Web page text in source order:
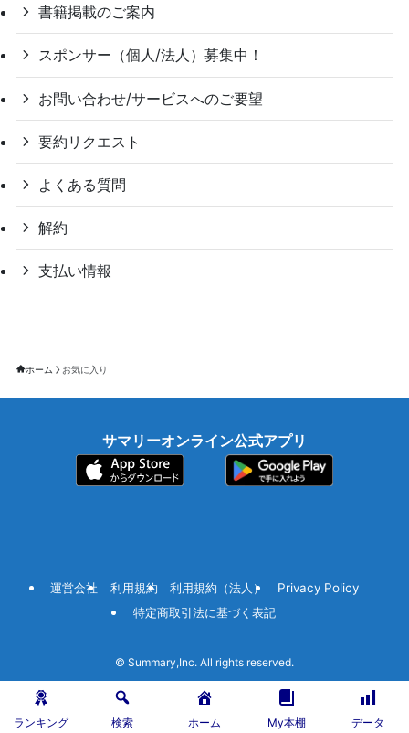
書籍掲載のご案内
スポンサー（個人/法人）募集中！
お問い合わせ/サービスへのご要望
要約リクエスト
よくある質問
解約
支払い情報
ホーム お気に入り
サマリーオンライン公式アプリ
運営会社 利用規約 利用規約（法人）
Privacy Policy
特定商取引法に基づく表記
© Summary,Inc. All rights reserved.
ランキング 検索 ホーム My本棚 データ